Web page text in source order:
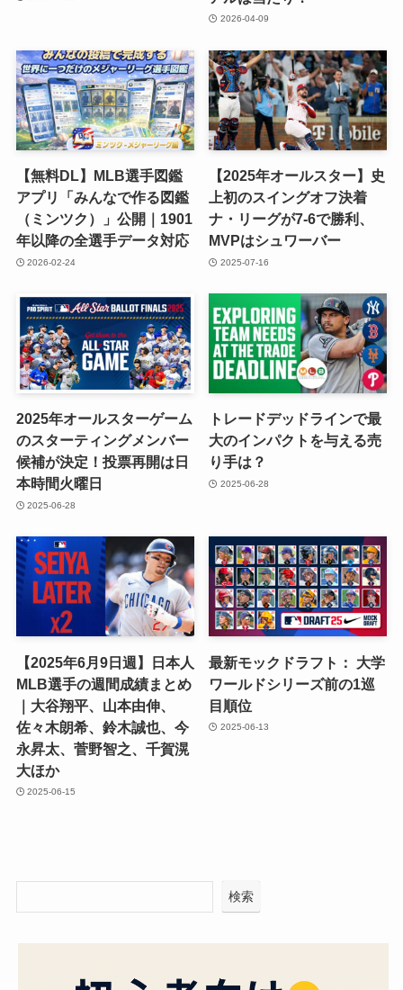
2026-04-09
【無料DL】MLB選手図鑑
アプリ「みんなで作る図鑑
（ミンツク）」公開｜1901
年以降の全選手データ対応
2026-02-24
【2025年オールスター】史
上初のスイングオフ決着
ナ・リーグが7-6で勝利、
MVPはシュワーバー
2025-07-16
2025年オールスターゲーム
のスターティングメンバー
候補が決定！投票再開は日
本時間火曜日
2025-06-28
トレードデッドラインで最
大のインパクトを与える売
り手は？
2025-06-28
【2025年6月9日週】日本人
MLB選手の週間成績まとめ
｜大谷翔平、山本由伸、
佐々木朗希、鈴木誠也、今
永昇太、菅野智之、千賀滉
大ほか
2025-06-15
最新モックドラフト： 大学
ワールドシリーズ前の1巡
目順位
2025-06-13
検索